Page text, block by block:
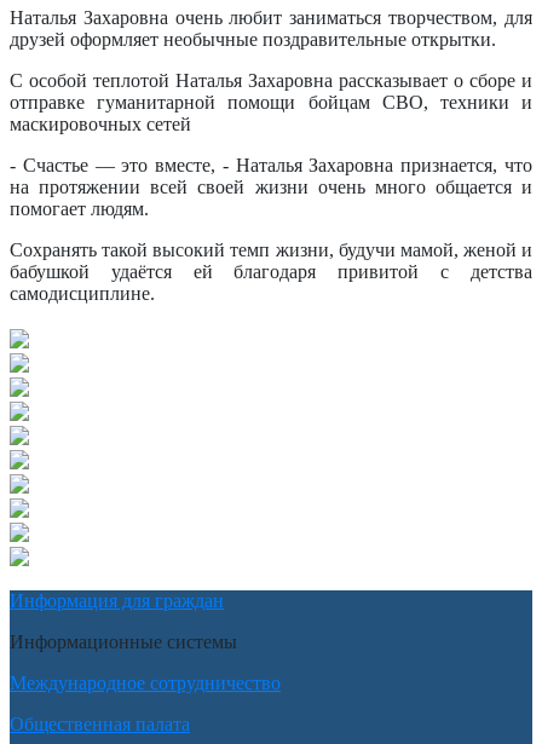
Наталья Захаровна очень любит заниматься творчеством, для
друзей оформляет необычные поздравительные открытки.
С особой теплотой Наталья Захаровна рассказывает о сборе и
отправке гуманитарной помощи бойцам СВО, техники и
маскировочных сетей
- Счастье — это вместе, - Наталья Захаровна признается, что
на протяжении всей своей жизни очень много общается и
помогает людям.
Сохранять такой высокий темп жизни, будучи мамой, женой и
бабушкой удаётся ей благодаря привитой с детства
самодисциплине.
Информация для граждан
Информационные системы
Международное сотрудничество
Общественная палата